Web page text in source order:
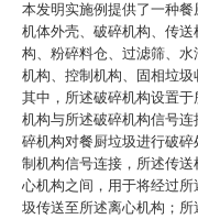
本发明实施例提供了一种餐
机体外壳、破碎机构、传
构、粉碎料仓、过滤筛、
机构、控制机构、固相垃圾
其中，所述破碎机构设置
机构与所述破碎机构信号
碎机构对餐厨垃圾进行破
制机构信号连接，所述传
心机构之间，用于将经过
圾传送至所述离心机构；